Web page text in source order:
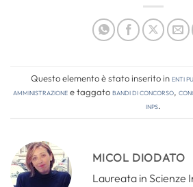
Questo elemento è stato inserito inEnti
amministrazionee taggatobandi di concorso,
inps.
MICOL DIODATO
Laureata in Scienze